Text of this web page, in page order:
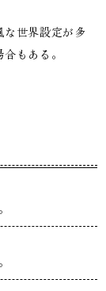
世界設定が多
もある。